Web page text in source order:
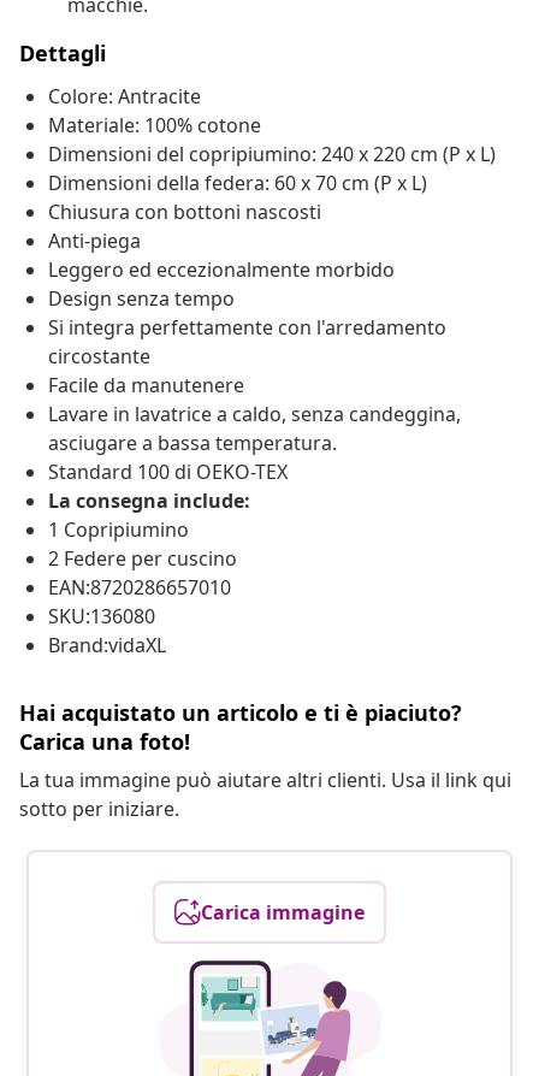
Dettagli
Colore: Antracite
Materiale: 100% cotone
Dimensioni del copripiumino: 240 x 220 cm (P x L)
Dimensioni della federa: 60 x 70 cm (P x L)
Chiusura con bottoni nascosti
Anti-piega
Leggero ed eccezionalmente morbido
Design senza tempo
Si integra perfettamente con l'arredamento
circostante
Facile da manutenere
Lavare in lavatrice a caldo, senza candeggina,
asciugare a bassa temperatura.
Standard 100 di OEKO-TEX
La consegna include:
1 Copripiumino
2 Federe per cuscino
EAN:8720286657010
SKU:136080
Brand:vidaXL
Hai acquistato un articolo e ti è piaciuto?
Carica una foto!
La tua immagine può aiutare altri clienti. Usa il link qui
sotto per iniziare.
Carica immagine